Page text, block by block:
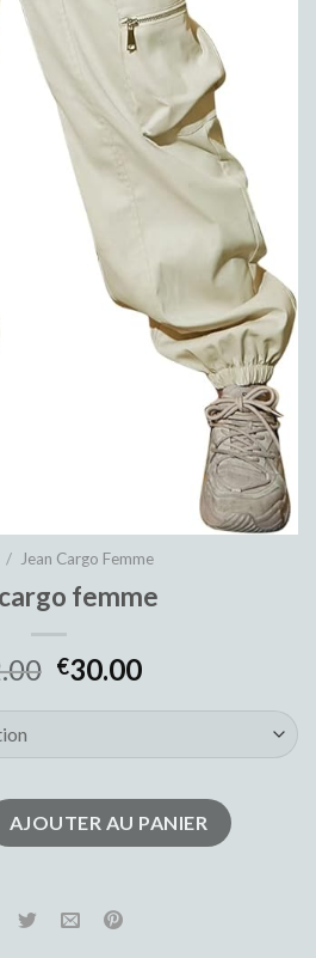
/ Jean Cargo Femme
femme
€30.00
femme
AJOUTER AU PANIER